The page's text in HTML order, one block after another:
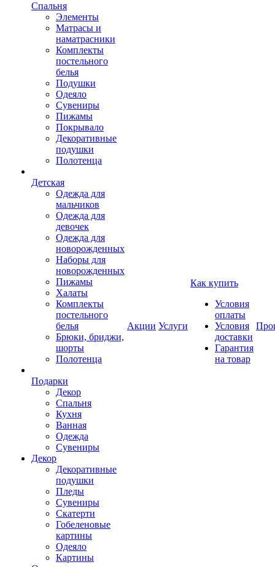
Спальня
Элементы
Матрасы и
наматрасники
Комплекты
постельного
белья
Подушки
Одеяло
Сувениры
Пижамы
Покрывало
Декоративные
подушки
Полотенца
Детская
Одежда для
мальчиков
Одежда для
девочек
Одежда для
новорожденных
Наборы для
новорожденных
Пижамы
Халаты
Комплекты
постельного
белья
Брюки, бриджи,
шорты
Полотенца
Подарки
Декор
Спальня
Кухня
Ванная
Одежда
Сувениры
Декор
Декоративные
подушки
Пледы
Сувениры
Скатерти
Гобеленовые
картины
Одеяло
Картины
Акции Услуги
Как купить
Условия
оплаты
Условия
доставки
Гарантия
на товар